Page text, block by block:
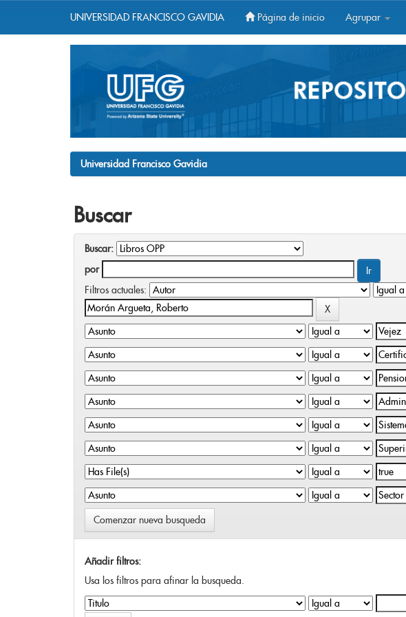
UNIVERSIDAD FRANCISCO GAVIDIA Página de inicio Agrupar
Universidad Francisco Gavidia
Buscar
Buscar:
por
Filtros actuales:
Comenzar nueva busqueda
Añadir filtros:
Usa los filtros para afinar la busqueda.